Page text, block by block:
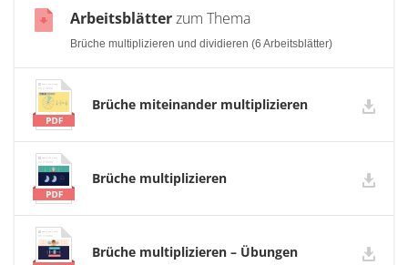
Arbeitsblätterzum Thema
Brüche multiplizieren und dividieren (6 Arbeitsblätter)
Brüche miteinander multiplizieren
Brüche multiplizieren
Brüche multiplizieren – Übungen